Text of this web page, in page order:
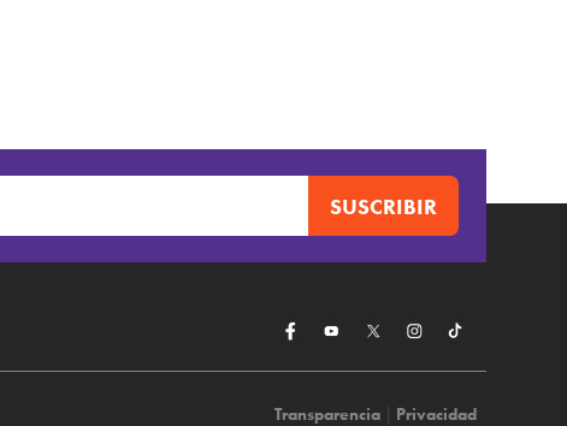
Transparencia| Privacidad